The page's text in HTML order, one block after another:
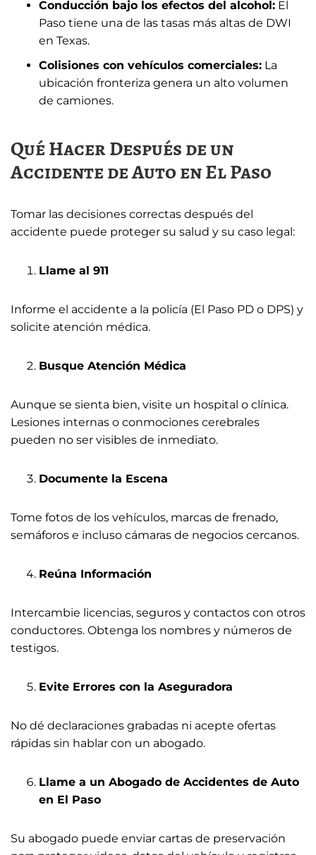
Conducción bajo los efectos del alcohol: El
Paso tiene una de las tasas más altas de DWI
en Texas.
Colisiones con vehículos comerciales: La
ubicación fronteriza genera un alto volumen
de camiones.
Qué Hacer Después de un
Accidente de Auto en El Paso
Tomar las decisiones correctas después del
accidente puede proteger su salud y su caso legal:
Llame al 911
Informe el accidente a la policía (El Paso PD o DPS) y
solicite atención médica.
Busque Atención Médica
Aunque se sienta bien, visite un hospital o clínica.
Lesiones internas o conmociones cerebrales
pueden no ser visibles de inmediato.
Documente la Escena
Tome fotos de los vehículos, marcas de frenado,
semáforos e incluso cámaras de negocios cercanos.
Reúna Información
Intercambie licencias, seguros y contactos con otros
conductores. Obtenga los nombres y números de
testigos.
Evite Errores con la Aseguradora
No dé declaraciones grabadas ni acepte ofertas
rápidas sin hablar con un abogado.
Llame a un Abogado de Accidentes de Auto
en El Paso
Su abogado puede enviar cartas de preservación